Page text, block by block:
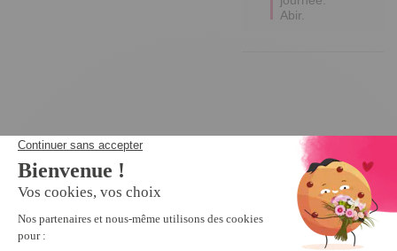
Abir.
Nous vous recommandons